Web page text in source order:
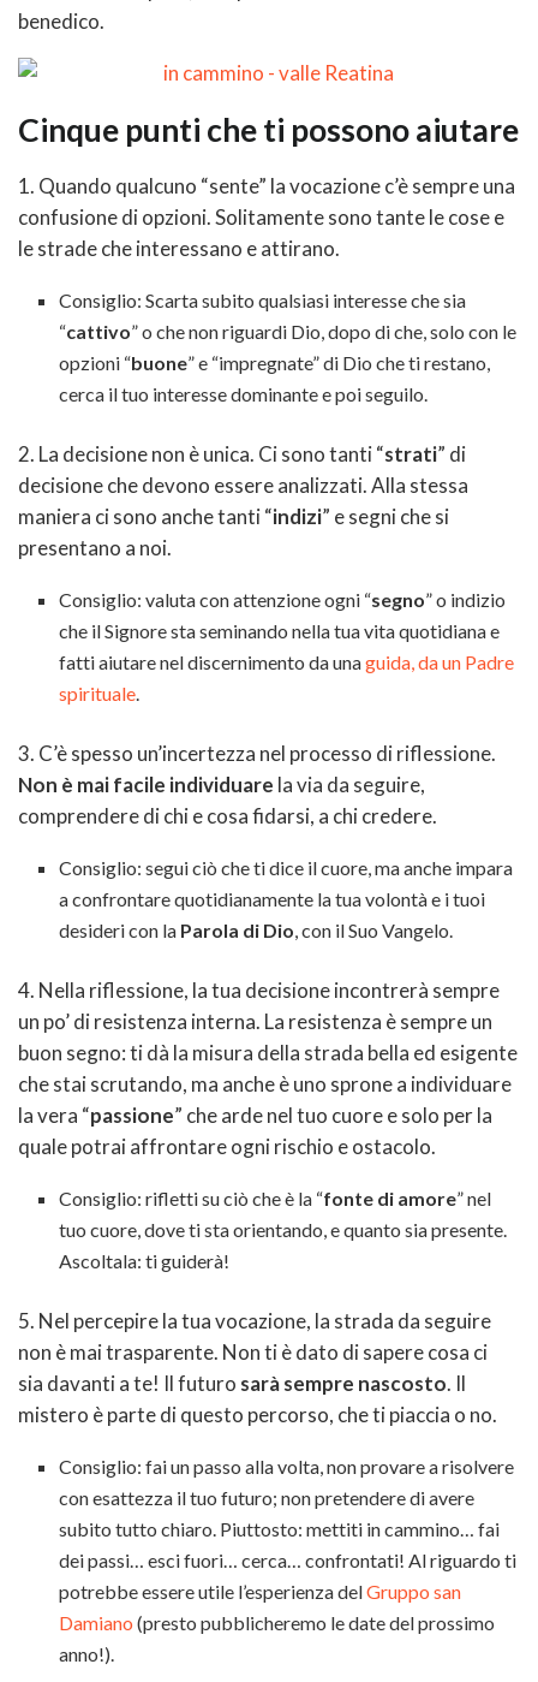
benedico.
Cinque punti che ti possono aiutare
1. Quando qualcuno “sente” la vocazione c’è sempre una
confusione di opzioni. Solitamente sono tante le cose e
le strade che interessano e attirano.
Consiglio: Scarta subito qualsiasi interesse che sia
“cattivo” o che non riguardi Dio, dopo di che, solo con le
opzioni “buone” e “impregnate” di Dio che ti restano,
cerca il tuo interesse dominante e poi seguilo.
2. La decisione non è unica. Ci sono tanti “strati” di
decisione che devono essere analizzati. Alla stessa
maniera ci sono anche tanti “indizi” e segni che si
presentano a noi.
Consiglio: valuta con attenzione ogni “segno” o indizio
che il Signore sta seminando nella tua vita quotidiana e
fatti aiutare nel discernimento da unaguida, da un Padre
spirituale
3. C’è spesso un’incertezza nel processo di riflessione.
Non è mai facile individuare la via da seguire,
comprendere di chi e cosa fidarsi, a chi credere.
Consiglio: segui ciò che ti dice il cuore, ma anche impara
a confrontare quotidianamente la tua volontà e i tuoi
desideri con la Parola di Dio , con il Suo Vangelo.
4. Nella riflessione, la tua decisione incontrerà sempre
un po’ di resistenza interna. La resistenza è sempre un
buon segno: ti dà la misura della strada bella ed esigente
che stai scrutando, ma anche è uno sprone a individuare
la vera “passione” che arde nel tuo cuore e solo per la
quale potrai affrontare ogni rischio e ostacolo.
Consiglio: rifletti su ciò che è la “fonte di amore” nel
tuo cuore, dove ti sta orientando, e quanto sia presente.
Ascoltala: ti guiderà!
5. Nel percepire la tua vocazione, la strada da seguire
non è mai trasparente. Non ti è dato di sapere cosa ci
sia davanti a te! Il futuro sarà sempre nascosto. Il
mistero è parte di questo percorso, che ti piaccia o no.
Consiglio: fai un passo alla volta, non provare a risolvere
con esattezza il tuo futuro; non pretendere di avere
subito tutto chiaro. Piuttosto: mettiti in cammino… fai
dei passi… esci fuori… cerca… confrontati! Al riguardo ti
potrebbe essere utile l’esperienza delGruppo san
Damiano (presto pubblicheremo le date del prossimo
anno!).